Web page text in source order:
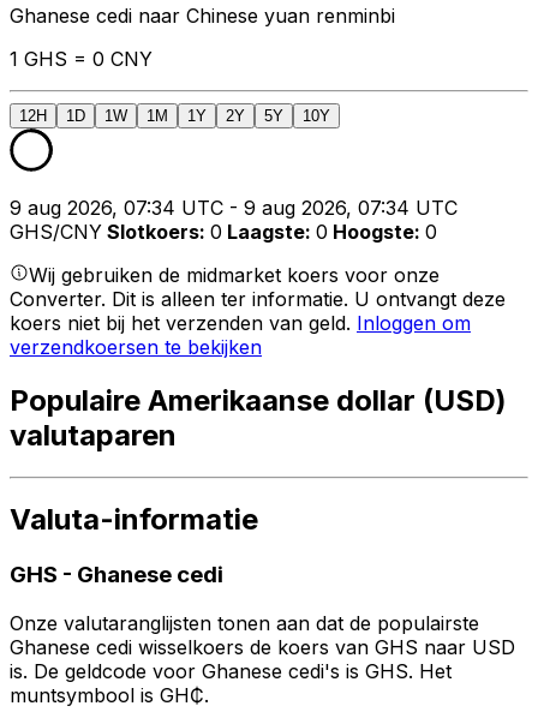
Ghanese cedi naar Chinese yuan renminbi
1 GHS = 0 CNY
12H 1D 1W 1M 1Y 2Y 5Y 10Y
9 aug 2026, 07:34 UTC - 9 aug 2026, 07:34 UTC
GHS/CNY Slotkoers: 0 Laagste: 0 Hoogste: 0
Wij gebruiken de midmarket koers voor onze
Converter. Dit is alleen ter informatie. U ontvangt deze
koers niet bij het verzenden van geld. Inloggen om
verzendkoersen te bekijken
Populaire Amerikaanse dollar (USD)
valutaparen
Valuta-informatie
GHS - Ghanese cedi
Onze valutaranglijsten tonen aan dat de populairste
Ghanese cedi wisselkoers de koers van GHS naar USD
is. De geldcode voor Ghanese cedi's is GHS. Het
muntsymbool is GH₵.